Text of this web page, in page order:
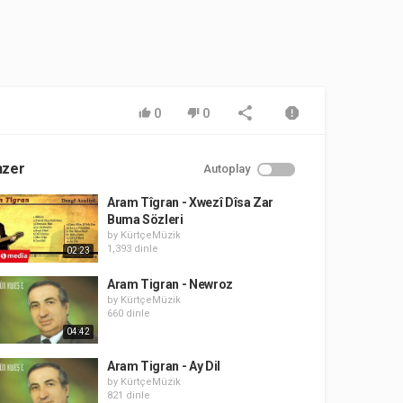
0 0
Autoplay
02:23
Aram Tîgran - Xwezî Dîsa Zar
Buma Sözleri
by KürtçeMüzik
1,393 dinle
04:42
Aram Tigran - Newroz
by KürtçeMüzik
660 dinle
Aram Tigran - Ay Dil
by KürtçeMüzik
821 dinle